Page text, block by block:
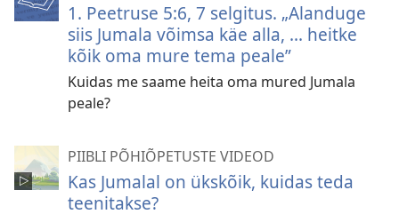
1. Peetruse 5:6, 7 selgitus. „Alanduge
siis Jumala võimsa käe alla, ... heitke
kõik oma mure tema peale”
Kuidas me saame heita oma mured Jumala
peale?
PIIBLI PÕHIÕPETUSTE VIDEOD
Kas Jumalal on ükskõik, kuidas teda
teenitakse?